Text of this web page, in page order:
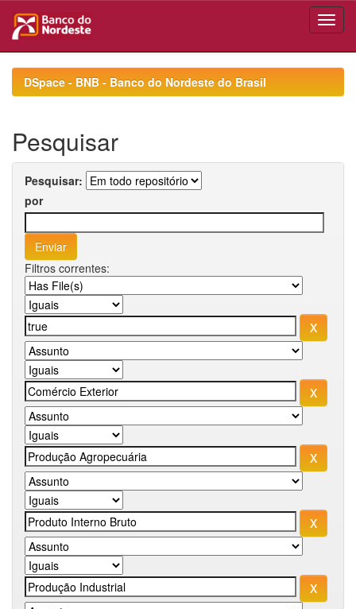
navigationDSpace - BNB - Banco do Nordeste do Brasil
Pesquisar
Pesquisar:
por
Filtros correntes: